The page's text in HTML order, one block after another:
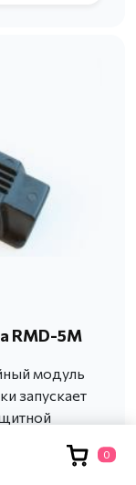
RMD-5M
модуль
запускает
0